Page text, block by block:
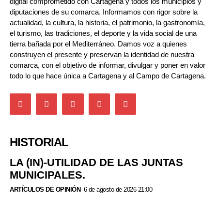
diputaciones de su comarca. Informamos con rigor sobre la
actualidad, la cultura, la historia, el patrimonio, la gastronomía,
el turismo, las tradiciones, el deporte y la vida social de una
tierra bañada por el Mediterráneo. Damos voz a quienes
construyen el presente y preservan la identidad de nuestra
comarca, con el objetivo de informar, divulgar y poner en valor
todo lo que hace única a Cartagena y al Campo de Cartagena.
HISTORIAL
LA (IN)-UTILIDAD DE LAS JUNTAS
MUNICIPALES.
ARTÍCULOS DE OPINIÓN 6 de agosto de 2026 21:00